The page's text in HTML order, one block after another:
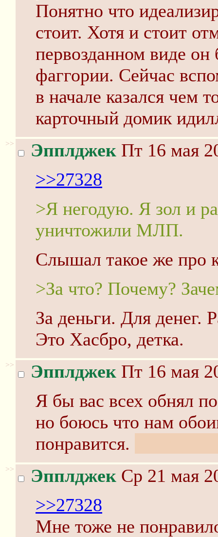
Понятно что
стоит. Хотя и стоит
первозданном виде
фаггории. Сейчас
в начале казался
карточный домик
>> Эпплджек Пт 16 мая
>>27328
>Я негодую. Я зол и
уничтожили МЛП.
Слышал такое же про
>За что? Почему?
За деньги. Для денег.
Это Хасбро, детка.
>> Эпплджек Пт 16 мая
Я бы вас всех обнял
но боюсь что нам
понравится.
>> Эпплджек Ср 21 мая
>>27328
Мне тоже не